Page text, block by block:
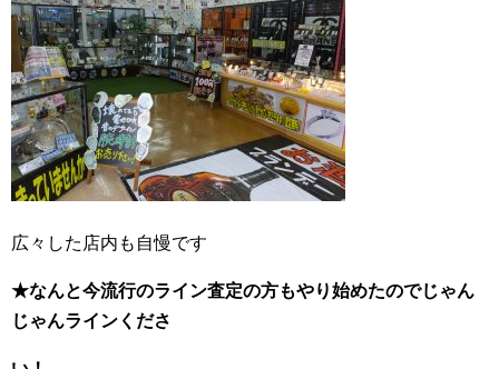
広々した店内も自慢です
★なんと今流行のライン査定の方もやり始めたのでじゃん
じゃんラインくださ